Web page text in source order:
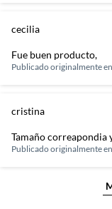
cecilia
Fue buen producto,
Publicado originalmente en
cristina
Tamaño correapondia
Publicado originalmente en